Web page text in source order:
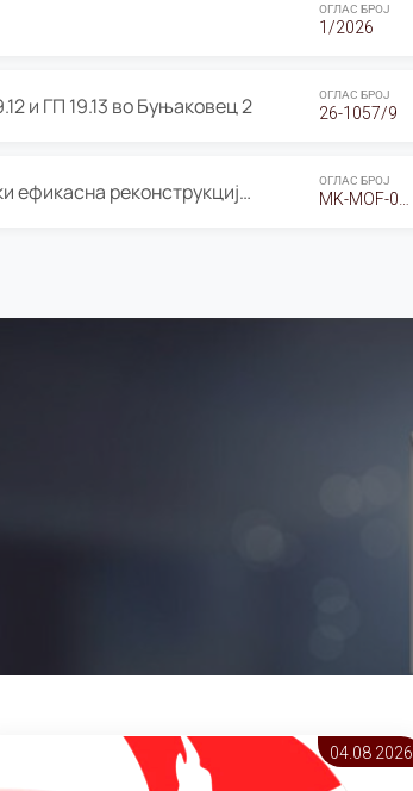
ОГЛАС БРОЈ
1/2026
и ГП 19.13 во Буњаковец 2 ОГЛАС БРОЈ
26-1057/9
Оглас за Барање понуди за “Енергетски ефикасна реконструкција на објектот ООУ „Св. Кирил и Методиј" ОГЛАС БРОЈ
04.08 2026